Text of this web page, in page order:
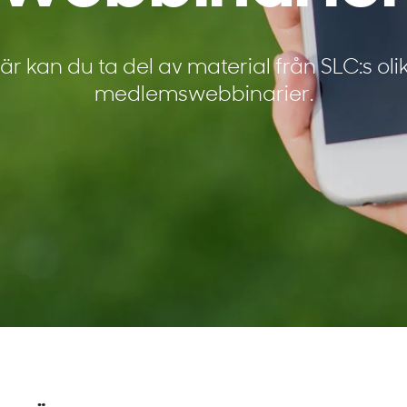
kan du ta del av material från SLC:s
medlemswebbinarier.